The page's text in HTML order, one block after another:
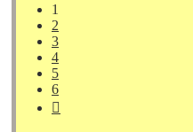
1
2
3
4
5
6